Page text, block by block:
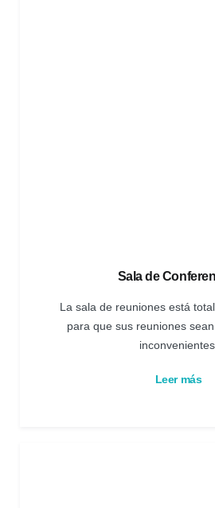
Sala de
La sala de reuniones está
para que sus reuniones
inconvenientes.
Leer más